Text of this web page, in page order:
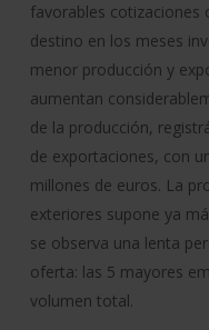
favorables
destino en los meses
menor producción y
aumentan
de la producción,
de exportaciones, con
millones de euros. La
exteriores supone ya
se observa una lenta
oferta: las 5 mayores
volumen total.